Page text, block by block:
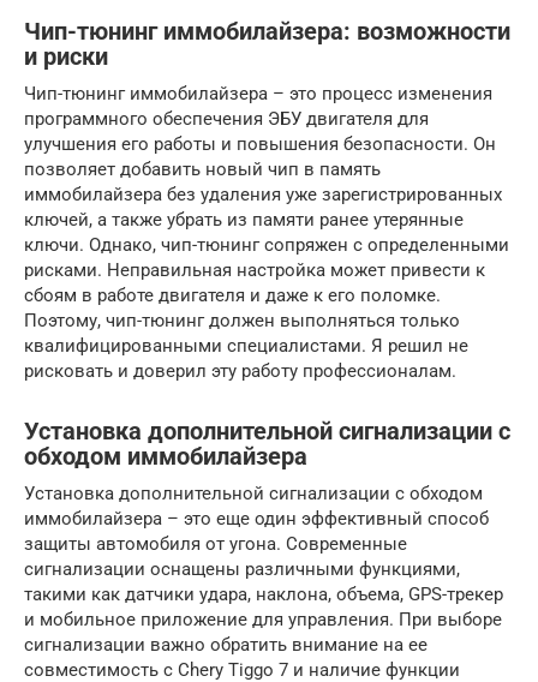
Чип-тюнинг иммобилайзера: возможности
и риски
Чип-тюнинг иммобилайзера – это процесс изменения
программного обеспечения ЭБУ двигателя для
улучшения его работы и повышения безопасности. Он
позволяет добавить новый чип в память
иммобилайзера без удаления уже зарегистрированных
ключей, а также убрать из памяти ранее утерянные
ключи. Однако, чип-тюнинг сопряжен с определенными
рисками. Неправильная настройка может привести к
сбоям в работе двигателя и даже к его поломке.
Поэтому, чип-тюнинг должен выполняться только
квалифицированными специалистами. Я решил не
рисковать и доверил эту работу профессионалам.
Установка дополнительной сигнализации с
обходом иммобилайзера
Установка дополнительной сигнализации с обходом
иммобилайзера – это еще один эффективный способ
защиты автомобиля от угона. Современные
сигнализации оснащены различными функциями,
такими как датчики удара, наклона, объема, GPS-трекер
и мобильное приложение для управления. При выборе
сигнализации важно обратить внимание на ее
совместимость с Chery Tiggo 7 и наличие функции